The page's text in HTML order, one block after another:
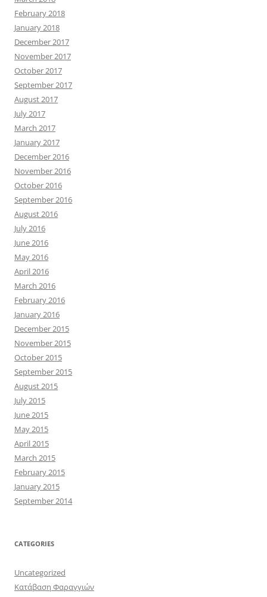
February 2018
January 2018
December 2017
November 2017
October 2017
September 2017
August 2017
July 2017
March 2017
January 2017
December 2016
November 2016
October 2016
September 2016
August 2016
July 2016
June 2016
May 2016
April 2016
March 2016
February 2016
January 2016
December 2015
November 2015
October 2015
September 2015
August 2015
July 2015
June 2015
May 2015
April 2015
March 2015
February 2015
January 2015
September 2014
CATEGORIES
Uncategorized
Κατάβαση Φαραγγιών